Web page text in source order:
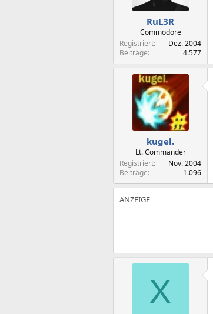
RuL3R
Commodore
Registriert
Dez. 2004
Beiträge
4.577
kugel.
Lt. Commander
Registriert
Nov. 2004
Beiträge
1.096
X